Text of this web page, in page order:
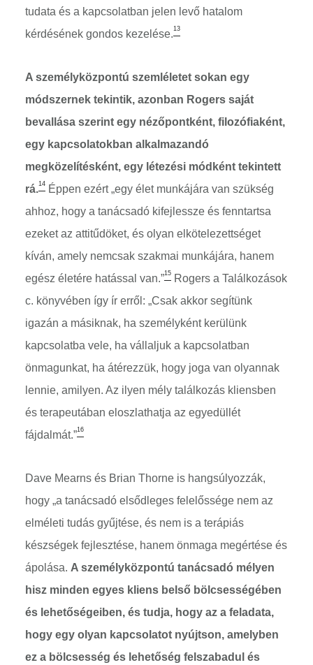
tudata és a kapcsolatban jelen levő hatalom
kérdésének gondos kezelése. 13
A személyközpontú szemléletet sokan egy
módszernek tekintik, azonban Rogers saját
bevallása szerint egy nézőpontként, filozófiaként,
egy kapcsolatokban alkalmazandó
megközelítésként, egy létezési módként tekintett
rá.14Éppen ezért „egy élet munkájára van szükség
ahhoz, hogy a tanácsadó kifejlessze és fenntartsa
ezeket az attitűdöket, és olyan elkötelezettséget
kíván, amely nemcsak szakmai munkájára, hanem
egész életére hatással van.”15Rogers a Találkozások
c. könyvében így ír erről: „Csak akkor segítünk
igazán a másiknak, ha személyként kerülünk
kapcsolatba vele, ha vállaljuk a kapcsolatban
önmagunkat, ha átérezzük, hogy joga van olyannak
lennie, amilyen. Az ilyen mély találkozás kliensben
és terapeutában eloszlathatja az egyedüllét
fájdalmát.”16
Dave Mearns és Brian Thorne is hangsúlyozzák,
hogy „a tanácsadó elsődleges felelőssége nem az
elméleti tudás gyűjtése, és nem is a terápiás
készségek fejlesztése, hanem önmaga megértése és
ápolása. A személyközpontú tanácsadó mélyen
hisz minden egyes kliens belső bölcsességében
és lehetőségeiben, és tudja, hogy az a feladata,
hogy egy olyan kapcsolatot nyújtson, amelyben
ez a bölcsesség és lehetőség felszabadul és